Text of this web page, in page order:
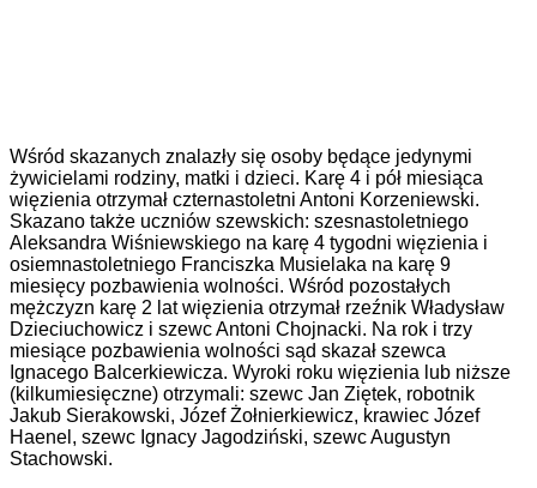
Wśród skazanych znalazły się osoby będące jedynymi
żywicielami rodziny, matki i dzieci. Karę 4 i pół miesiąca
więzienia otrzymał czternastoletni Antoni Korzeniewski.
Skazano także uczniów szewskich: szesnastoletniego
Aleksandra Wiśniewskiego na karę 4 tygodni więzienia i
osiemnastoletniego Franciszka Musielaka na karę 9
miesięcy pozbawienia wolności. Wśród pozostałych
mężczyzn karę 2 lat więzienia otrzymał rzeźnik Władysław
Dzieciuchowicz i szewc Antoni Chojnacki. Na rok i trzy
miesiące pozbawienia wolności sąd skazał szewca
Ignacego Balcerkiewicza. Wyroki roku więzienia lub niższe
(kilkumiesięczne) otrzymali: szewc Jan Ziętek, robotnik
Jakub Sierakowski, Józef Żołnierkiewicz, krawiec Józef
Haenel, szewc Ignacy Jagodziński, szewc Augustyn
Stachowski.